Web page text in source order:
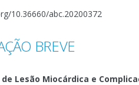
10.36660/abc.20200372
BREVE
Lesão Miocárdica e